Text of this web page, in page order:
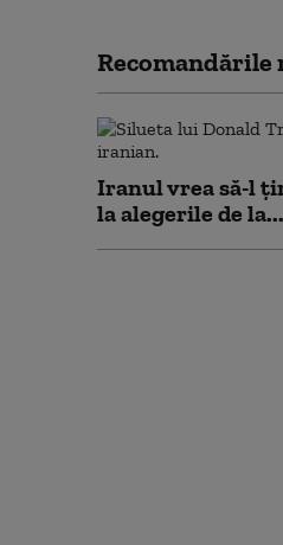
Recomandările
Iranul vrea să-l
la alegerile de la...